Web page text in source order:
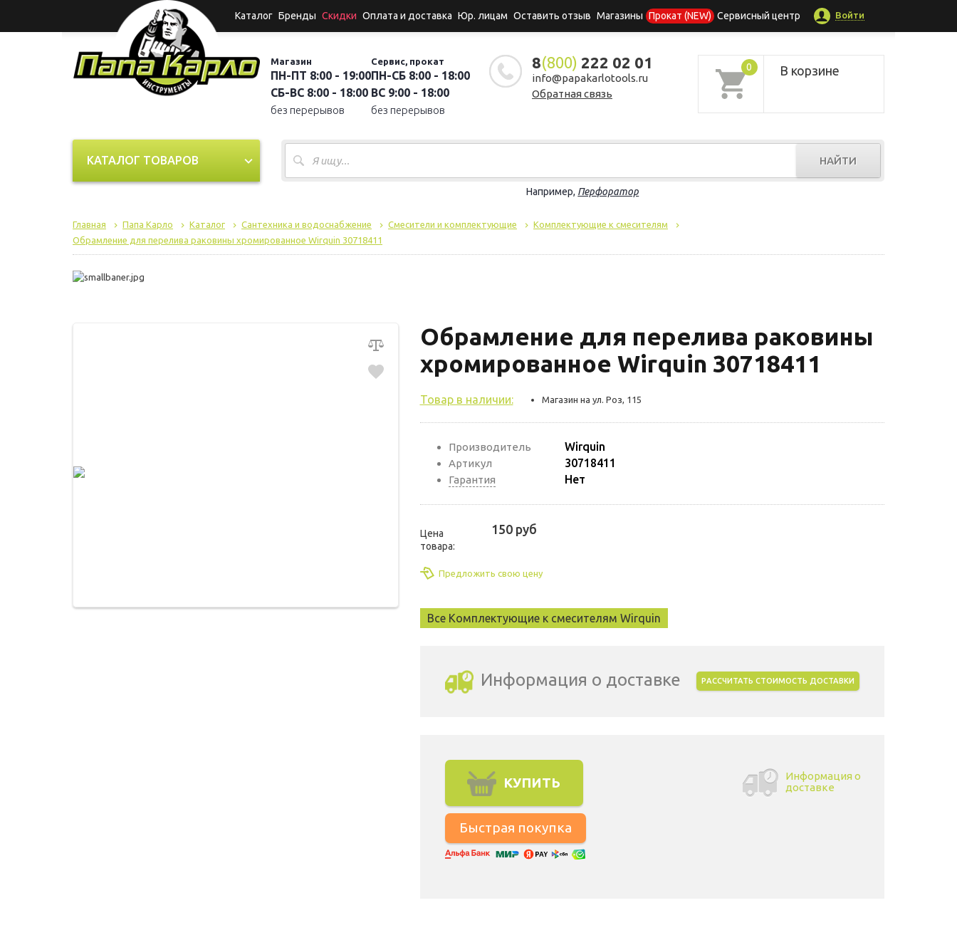
Каталог Бренды Скидки Оплата и доставка Юр. лицам Оставить отзыв Магазины Прокат (NEW) Сервисный центр Войти
Магазин
ПН-ПТ 8:00 - 19:00
СБ-ВС 8:00 - 18:00
без перерывов
Сервис, прокат
ПН-СБ 8:00 - 18:00
ВС 9:00 - 18:00
без перерывов
8(800) 222 02 01
info@papakarlotools.ru
Обратная связь
0 В корзине
НАЙТИ
Например, Перфоратор
КАТАЛОГ ТОВАРОВ
Главная Папа Карло Каталог Сантехника и водоснабжение Смесители и комплектующие
Комплектующие к смесителям
Обрамление для перелива раковины хромированное Wirquin 30718411
Обрамление для перелива раковины
хромированное Wirquin 30718411
Товар в наличии: Магазин на ул. Роз, 115
Производитель Wirquin
Артикул 30718411
Гарантия Нет
Цена
товара:
150 руб
Предложить свою цену
Все Комплектующие к смесителям Wirquin
Информация о доставке РАССЧИТАТЬ СТОИМОСТЬ ДОСТАВКИ
КУПИТЬ
Информация о
доставке